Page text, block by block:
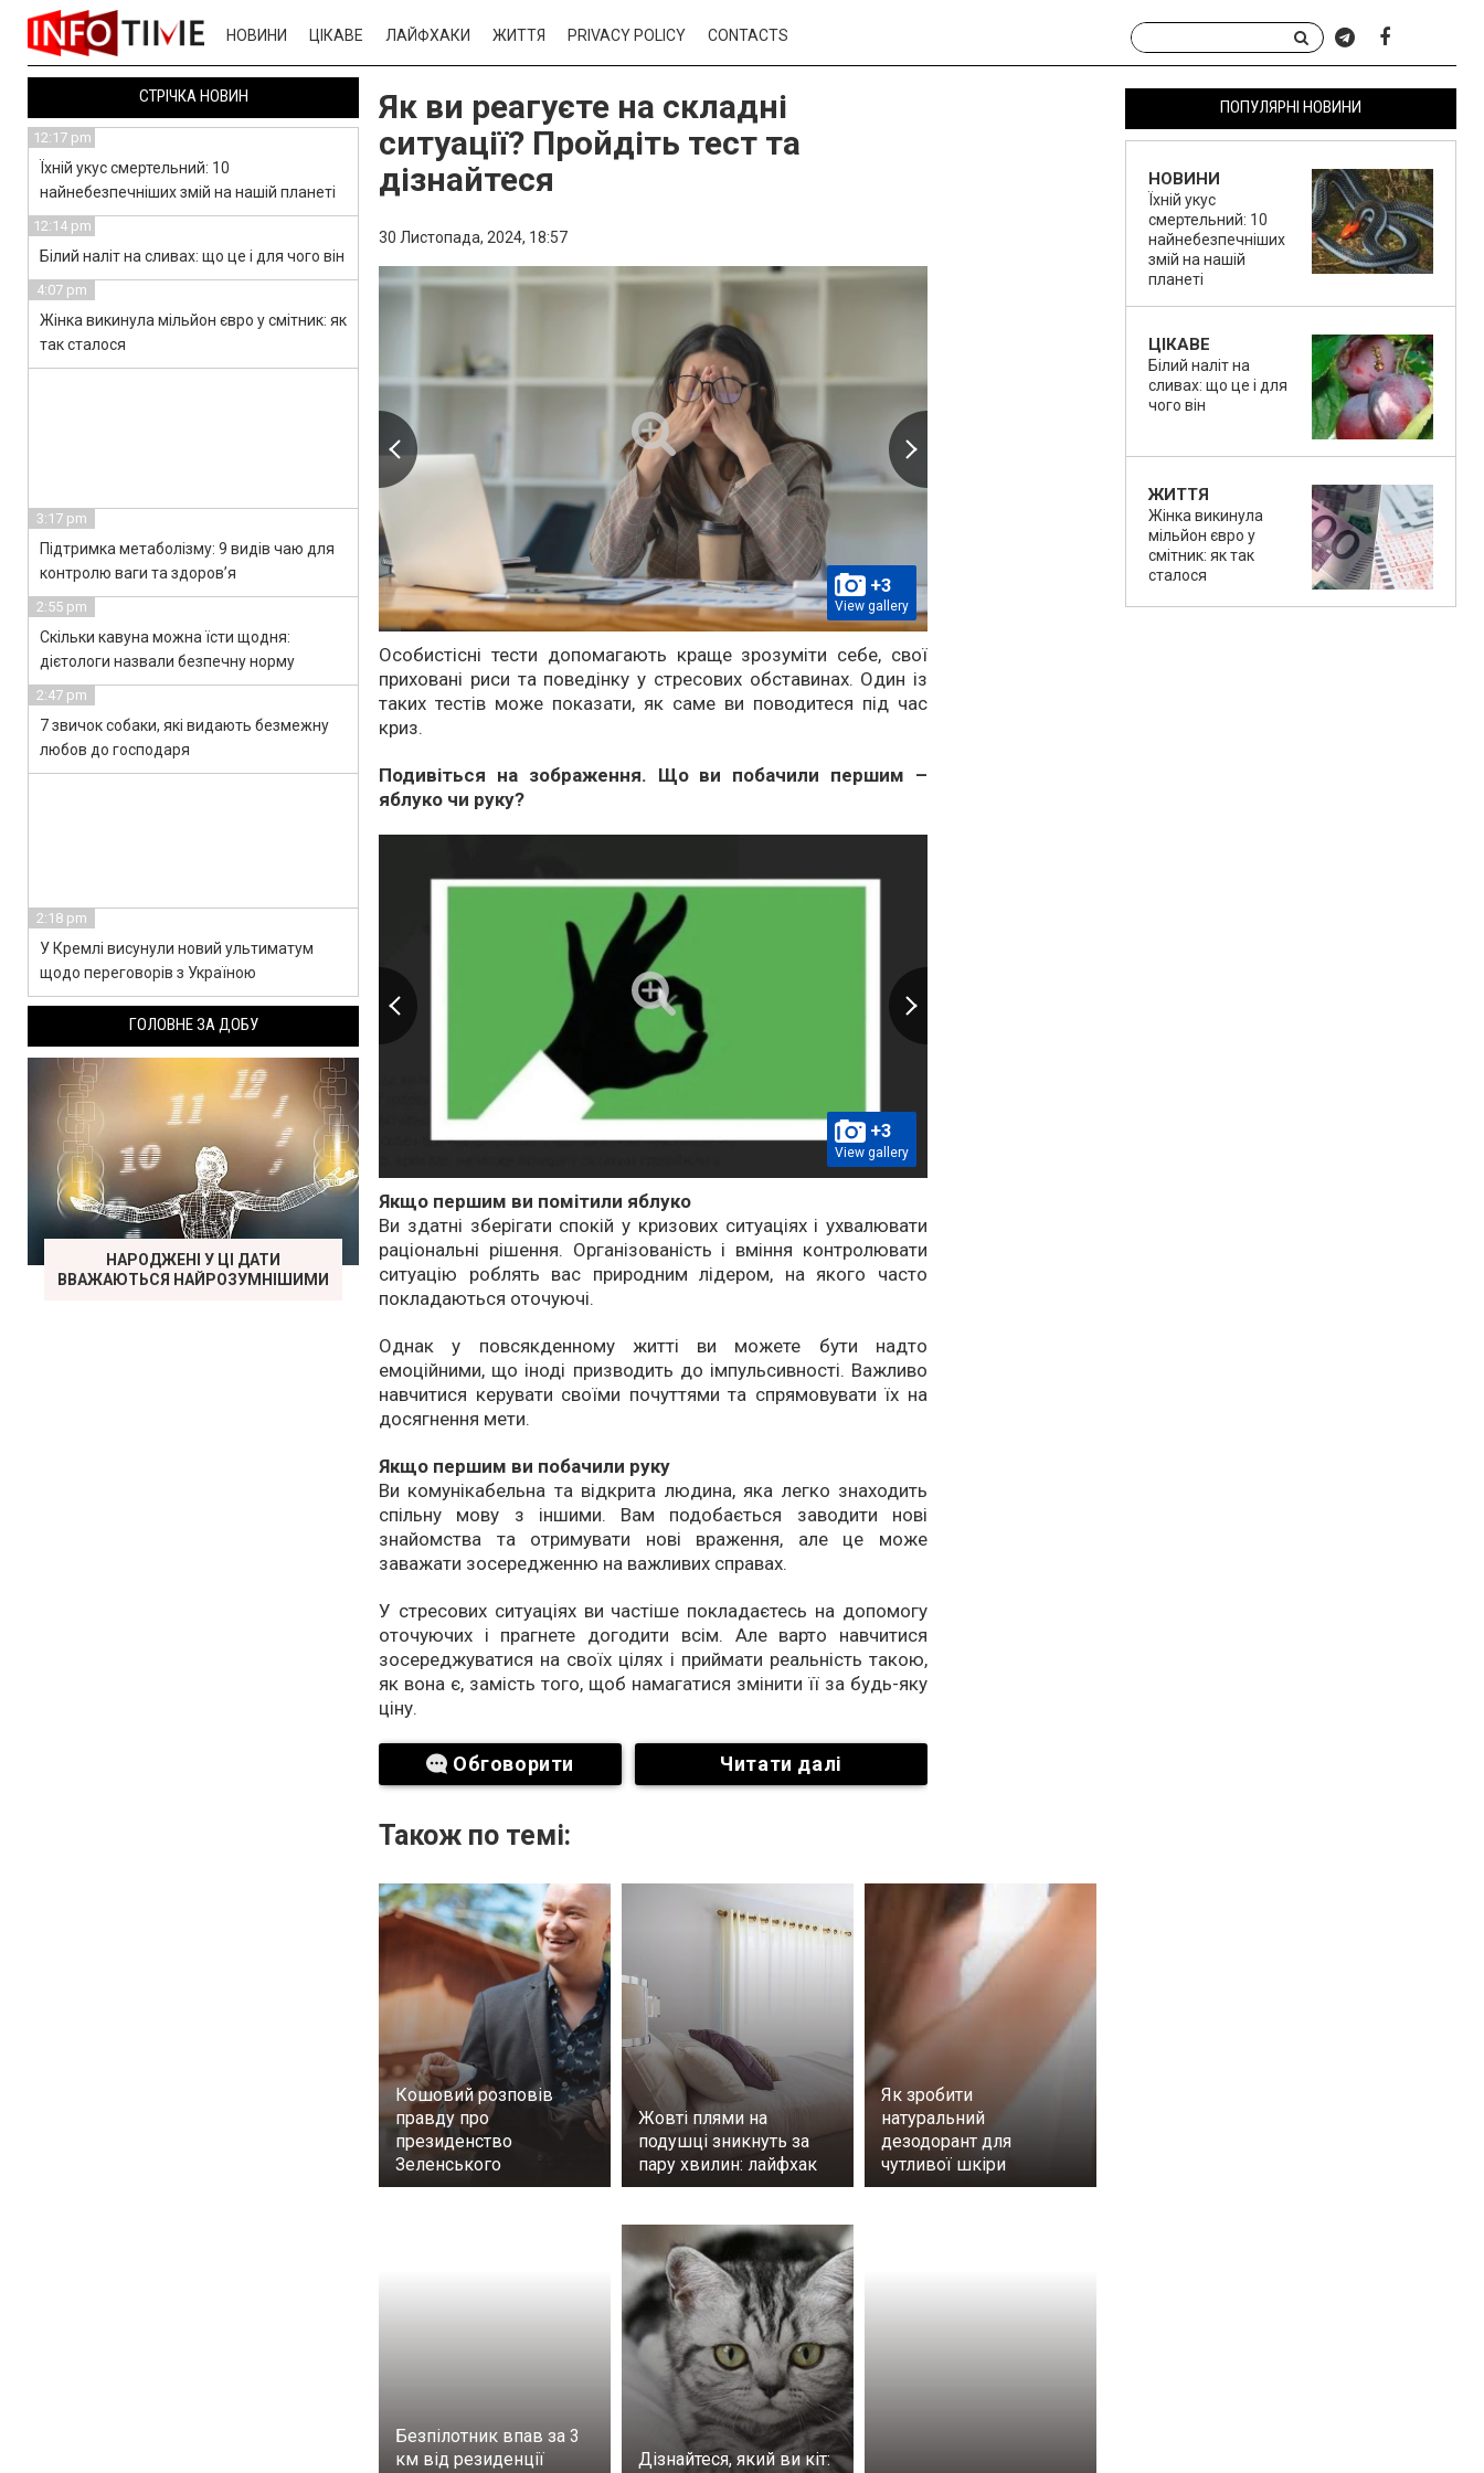
НОВИНИ ЦІКАВЕ ЛАЙФХАКИ ЖИТТЯ PRIVACY POLICY CONTACTS
Як ви реагуєте на складні
ситуації? Пройдіть тест та
дізнайтеся
30 Листопада, 2024, 18:57
+3
View gallery
Особистісні тести допомагають краще зрозуміти себе, свої
приховані риси та поведінку у стресових обставинах. Один із
таких тестів може показати, як саме ви поводитеся під час
криз.
Подивіться на зображення. Що ви побачили першим –
яблуко чи руку?
+3
View gallery
Якщо першим ви помітили яблуко
Ви здатні зберігати спокій у кризових ситуаціях і ухвалювати
раціональні рішення. Організованість і вміння контролювати
ситуацію роблять вас природним лідером, на якого часто
покладаються оточуючі.
Однак у повсякденному житті ви можете бути надто
емоційними, що іноді призводить до імпульсивності. Важливо
навчитися керувати своїми почуттями та спрямовувати їх на
досягнення мети.
Якщо першим ви побачили руку
Ви комунікабельна та відкрита людина, яка легко знаходить
спільну мову з іншими. Вам подобається заводити нові
знайомства та отримувати нові враження, але це може
заважати зосередженню на важливих справах.
У стресових ситуаціях ви частіше покладаєтесь на допомогу
оточуючих і прагнете догодити всім. Але варто навчитися
зосереджуватися на своїх цілях і приймати реальність такою,
як вона є, замість того, щоб намагатися змінити її за будь-яку
ціну.
Обговорити Читати далі
Також по темі:
Кошовий розповів
правду про
президенство
Зеленського
Жовті плями на
подушці зникнуть за
пару хвилин: лайфхак
Як зробити
натуральний
дезодорант для
чутливої шкіри
Безпілотник впав за 3
км від резиденції
Дізнайтеся, який ви кіт:
ПОПУЛЯРНІ НОВИНИ
НОВИНИ
Їхній укус
смертельний: 10
найнебезпечніших
змій на нашій
планеті
ЦІКАВЕ
Білий наліт на
сливах: що це і для
чого він
ЖИТТЯ
Жінка викинула
мільйон євро у
смітник: як так
сталося
СТРІЧКА НОВИН
12:17 pm
Їхній укус смертельний: 10
найнебезпечніших змій на нашій планеті
12:14 pm
Білий наліт на сливах: що це і для чого він
4:07 pm
Жінка викинула мільйон євро у смітник: як
так сталося
3:17 pm
Підтримка метаболізму: 9 видів чаю для
контролю ваги та здоров’я
2:55 pm
Скільки кавуна можна їсти щодня:
дієтологи назвали безпечну норму
2:47 pm
7 звичок собаки, які видають безмежну
любов до господаря
2:18 pm
У Кремлі висунули новий ультиматум
щодо переговорів з Україною
ГОЛОВНЕ ЗА ДОБУ
НАРОДЖЕНІ У ЦІ ДАТИ
ВВАЖАЮТЬСЯ НАЙРОЗУМНІШИМИ